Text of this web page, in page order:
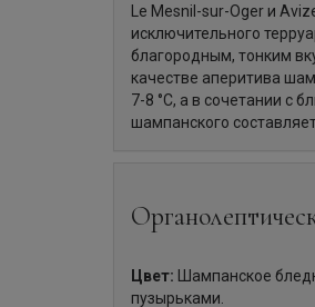
Le Mesnil-sur-Oger и
исключительного
благородным, тонким
качестве аперитива
7-8 °C, а в сочетании с
шампанского
Цвет: Шампанское
пузырьками.